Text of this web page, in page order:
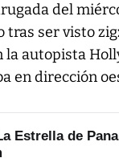
del
tras ser visto
la autopista
en dirección
Estrella de